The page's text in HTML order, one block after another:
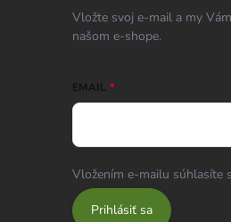
Vložte svoj e-mail a my
našom e-shope.
EMAIL
Vložením e-mailu súhlasíte s
Prihlásiť sa